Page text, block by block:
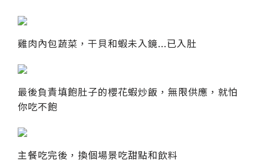
雞肉內包蔬菜，干貝和蝦未入鏡...已入肚
最後負責填飽肚子的櫻花蝦炒飯，無限供應，就怕
你吃不飽
主餐吃完後，換個場景吃甜點和飲料